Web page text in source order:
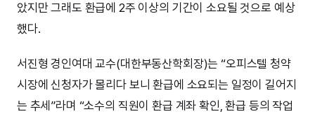
았지만 그래도 환급에 2주 이상의 기간이 소요될 것으로 예상
했다.
서진형 경인여대 교수(대한부동산학회장)는 “오피스텔 청약
시장에 신청자가 몰리다 보니 환급에 소요되는 일정이 길어지
는 추세”라며 “소수의 직원이 환급 계좌 확인, 환급 등의 작업